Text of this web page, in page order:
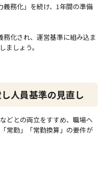
義務化」を続け、1年間の準備
化され、運営基準に組み込ま
ましょう。
人員基準の見直し
どとの両立をすすめ、職場へ
常勤」「常勤換算」の要件が